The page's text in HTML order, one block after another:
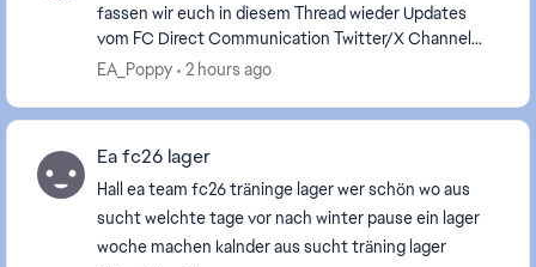
fassen wir euch in diesem Thread wieder Updates
vom FC Direct Communication Twitter/X Channel
auf Deutsch zusammen, da wir wissen, dass nicht
EA_Poppy 2 hours ago
Ea fc26 lager
Hall ea team fc26 träninge lager wer schön wo aus
sucht welchte tage vor nach winter pause ein lager
woche machen kalnder aus sucht träning lager